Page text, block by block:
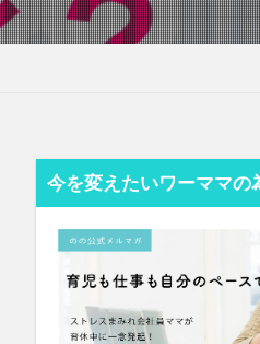
今を変えたいワーママの